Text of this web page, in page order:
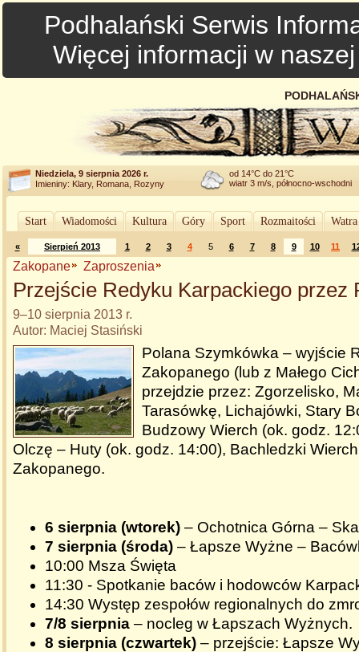
Podhalański Serwis
Więcej informacji w
Niedziela, 9 sierpnia 2026 r.
Imieniny: Klary, Romana, Rozyny
od 14°C do 21°C
wiatr 3 m/s, północno-wschodni
Start Wiadomości Kultura Góry Sport Rozmaitości
« Sierpień 2013 1 2 3 4 5 6 7 8 9 10 11
Zakopane Zaproszenia
Przejście Redyku Karpackiego przez
9–10 sierpnia 2013 r.
Autor: Maciej Stasiński
Polana Szymkówka – wyjście
Zakopanego (lub z Małego
przejdzie przez: Zgorzelisko,
Tarasówkę, Lichajówki, Stary
Budzowy Wierch (ok. godz.
Olczę – Huty (ok. godz. 14:00), Bachledzki
Zakopanego.
6 sierpnia (wtorek) – Ochotnica Górna –
7 sierpnia (środa) – Łapsze Wyżne –
10:00 Msza Święta
11:30 - Spotkanie baców i hodowców
14:30 Występ zespołów regionalnych do
7/8 sierpnia – nocleg w Łapszach Wyżnych.
8 sierpnia (czwartek) – przejście: Łapsze